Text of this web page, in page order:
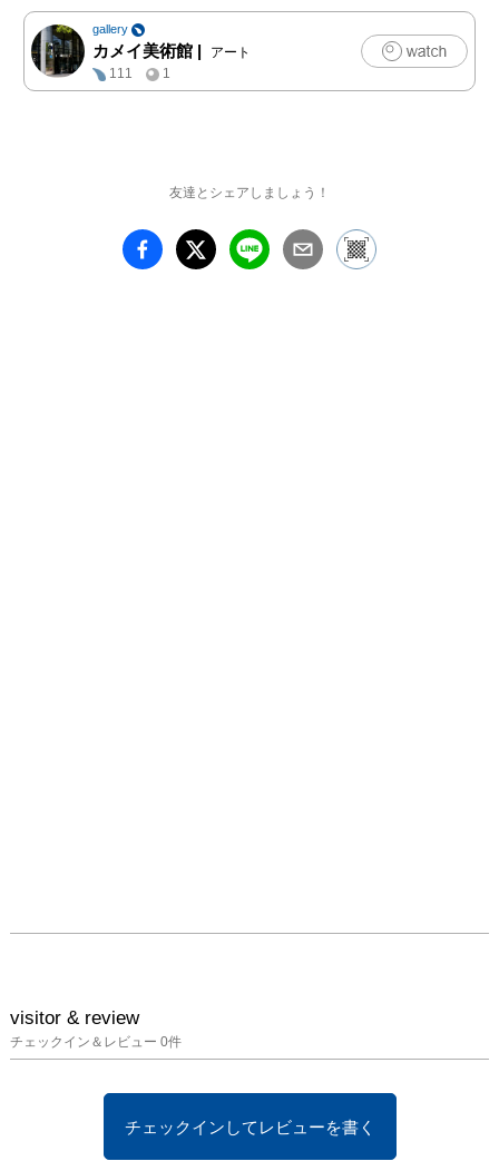
られていただろうと言わ
れています。今から約
200年前にあたります。
長い年月の間には、廃れ
えにより、継承されてき
この度の展覧会では、
gallery
カメイ美術館 |
アート
111
1
友達とシェアしましょう！
visitor & review
チェックイン＆レビュー 0件
チェックインしてレビューを書く